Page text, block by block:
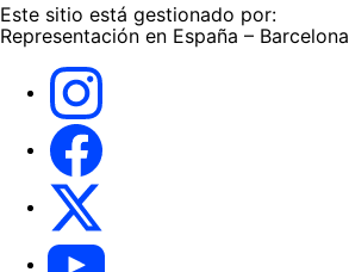
Este sitio está gestionado por:
Representación en España – Barcelona
Youtube